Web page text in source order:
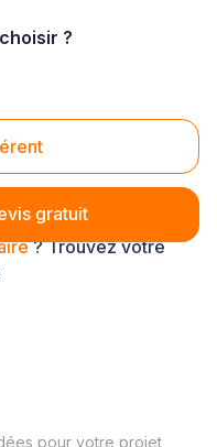
?
gratuit
? Trouvez votre
pour votre projet